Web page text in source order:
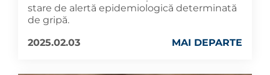
stare de alertă epidemiologică determinată
de gripă.
2025.02.03
MAI DEPARTE